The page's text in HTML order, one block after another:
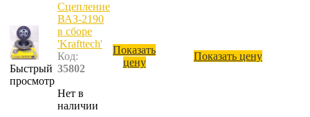
Быстрый
просмотр
Сцепление
ВАЗ-2190
в сборе
'Krafttech'
Код:
35802
Нет в
наличии
Показать
цену
Показать цену